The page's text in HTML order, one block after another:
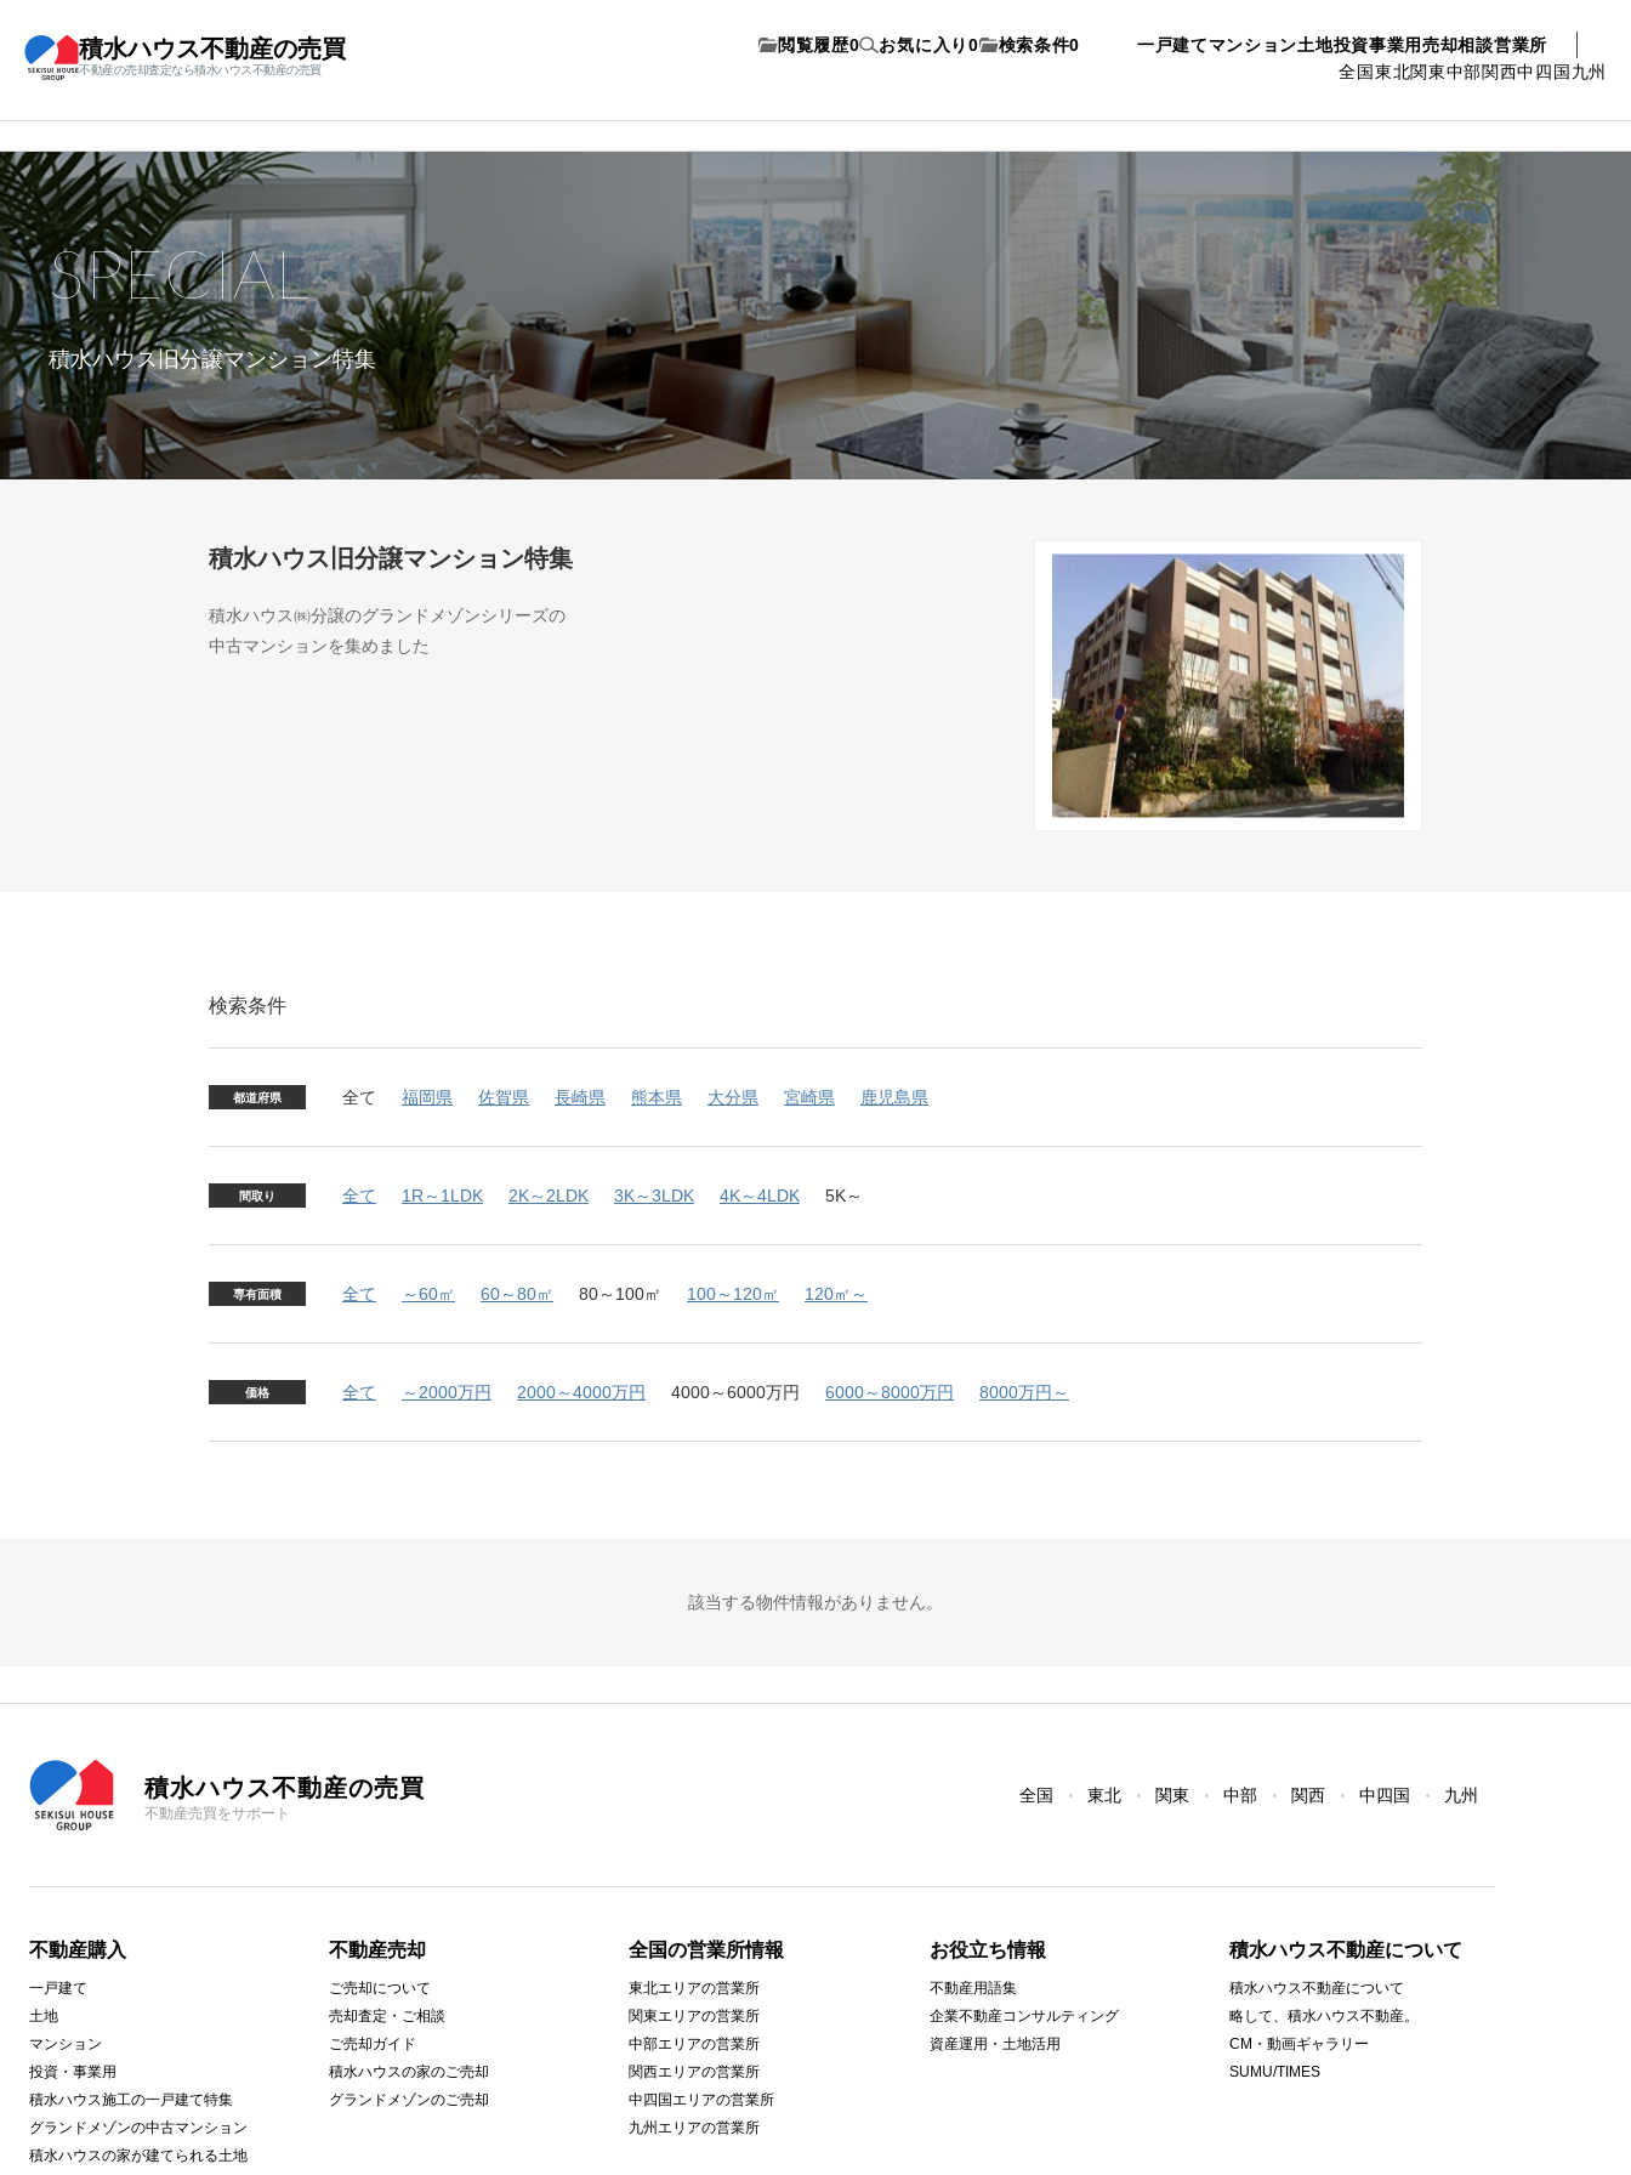
積水ハウス不動産の売買
不動産の売却査定なら積水ハウス不動産の売買
一戸建てマンション土地投資事業用売却相談営業所
全国東北関東中部関西中四国九州
閲覧履歴0 お気に入り 0 検索条件0
積水ハウス旧分譲マンション特集
SPECIAL
積水ハウス旧分譲マンション特集
積水ハウス㈱分譲のグランドメゾンシリーズの
中古マンションを集めました
検索条件
都道府県 全て 福岡県 佐賀県 長崎県 熊本県 大分県 宮崎県 鹿児島県
間取り 全て 1R～1LDK 2K～2LDK 3K～3LDK 4K～4LDK 5K～
専有面積 全て ～60㎡ 60～80㎡ 80～100㎡ 100～120㎡ 120㎡～
価格 全て ～2000万円 2000～4000万円 4000～6000万円 6000～8000万円 8000万円～
該当する物件情報がありません。
積水ハウス不動産の売買
不動産売買をサポート
全国 東北 関東 中部 関西 中四国 九州
不動産購入
一戸建て
土地
マンション
投資・事業用
積水ハウス施工の一戸建て特集
グランドメゾンの中古マンション
積水ハウスの家が建てられる土地
不動産売却
ご売却について
売却査定・ご相談
ご売却ガイド
積水ハウスの家のご売却
グランドメゾンのご売却
全国の営業所情報
東北エリアの営業所
関東エリアの営業所
中部エリアの営業所
関西エリアの営業所
中四国エリアの営業所
九州エリアの営業所
お役立ち情報
不動産用語集
企業不動産コンサルティング
資産運用・土地活用
積水ハウス不動産について
積水ハウス不動産について
略して、積水ハウス不動産。
CM・動画ギャラリー
SUMU/TIMES